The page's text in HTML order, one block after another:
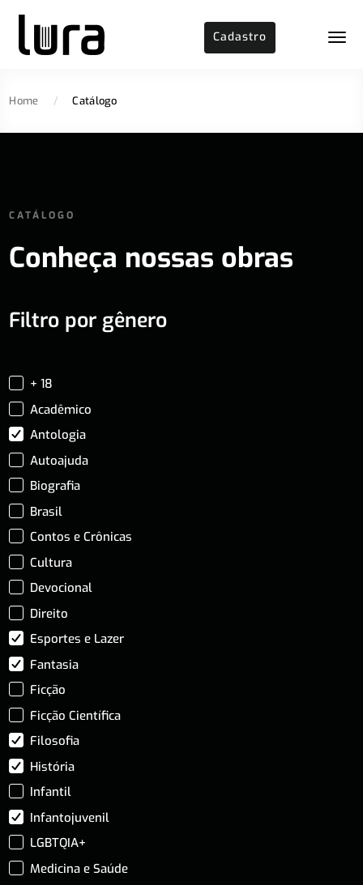
Cadastro
Home / Catálogo
CATÁLOGO
Conheça nossas obras
Filtro por gênero
+ 18
Acadêmico
Antologia
Autoajuda
Biografia
Brasil
Contos e Crônicas
Cultura
Devocional
Direito
Esportes e Lazer
Fantasia
Ficção
Ficção Científica
Filosofia
História
Infantil
Infantojuvenil
LGBTQIA+
Medicina e Saúde